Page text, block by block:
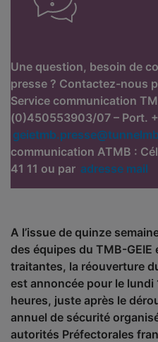
Une question, besoin de
presse ? Contactez-nous
Service communication
(0)450553903/07 – Port.
communication ATMB :
41 11 ou par adresse mail
A l’issue de quinze
des équipes du TMB-
traitantes, la réouverture
est annoncée pour le lundi
heures, juste après le
annuel de sécurité
autorités Préfectorales